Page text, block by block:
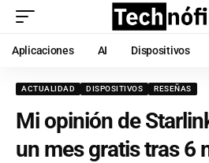
Aplicaciones AI Dispositivos
ACTUALIDAD DISPOSITIVOS RESEÑAS
Mi opinión de
un mes gratis tras 6